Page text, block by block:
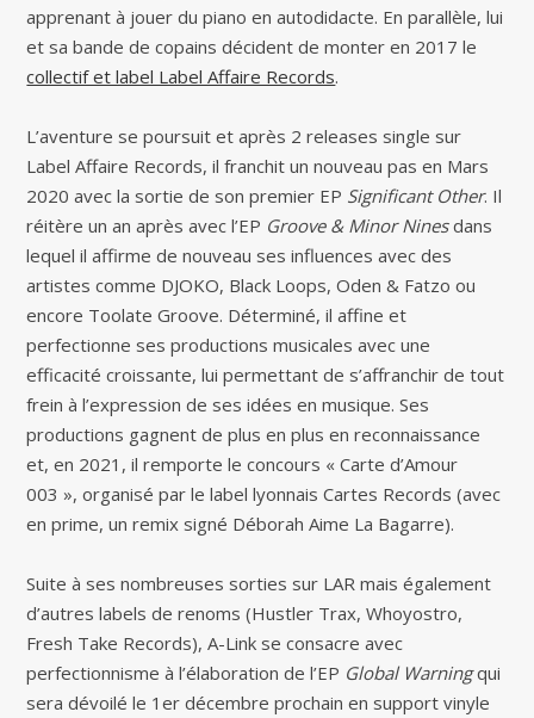
apprenant à jouer du piano en autodidacte. En parallèle, lui
et sa bande de copains décident de monter en 2017 le
collectif et label Label Affaire Records.
L’aventure se poursuit et après 2 releases single sur
Label Affaire Records, il franchit un nouveau pas en Mars
2020 avec la sortie de son premier EP Significant Other. Il
réitère un an après avec l’EP Groove & Minor Ninesdans
lequel il affirme de nouveau ses influences avec des
artistes comme DJOKO, Black Loops, Oden & Fatzo ou
encore Toolate Groove. Déterminé, il affine et
perfectionne ses productions musicales avec une
efficacité croissante, lui permettant de s’affranchir de tout
frein à l’expression de ses idées en musique. Ses
productions gagnent de plus en plus en reconnaissance
et, en 2021, il remporte le concours « Carte d’Amour
003 », organisé par le label lyonnais Cartes Records (avec
en prime, un remix signé Déborah Aime La Bagarre).
Suite à ses nombreuses sorties sur LAR mais également
d’autres labels de renoms (Hustler Trax, Whoyostro,
Fresh Take Records), A-Link se consacre avec
perfectionnisme à l’élaboration de l’EP Global Warningqui
sera dévoilé le 1er décembre prochain en support vinyle